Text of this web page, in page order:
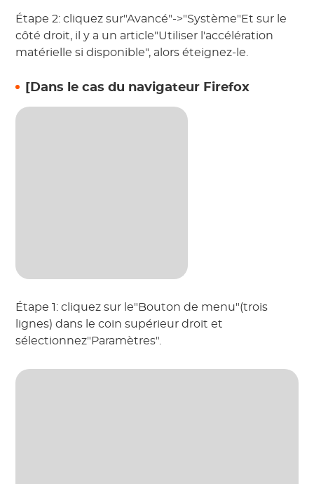
Étape 2: cliquez sur"Avancé"->"Système"Et sur le
côté droit, il y a un article"Utiliser l'accélération
matérielle si disponible", alors éteignez-le.
[Dans le cas du navigateur Firefox
Étape 1: cliquez sur le"Bouton de menu"(trois
lignes) dans le coin supérieur droit et
sélectionnez"Paramètres".